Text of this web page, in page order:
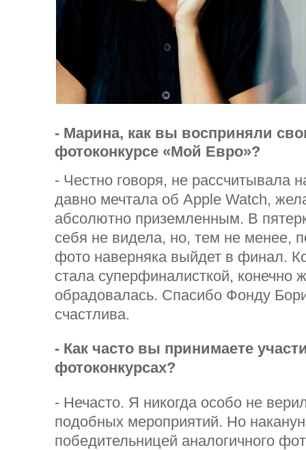
- Марина, как вы восприняли
фотоконкурсе «Мой Евро»?
- Честно говоря, не рассчитывала
давно мечтала об Apple Watch,
абсолютно приземленным. В
себя не видела, но, тем не менее,
фото наверняка выйдет в финал.
стала суперфиналисткой, конечно
обрадовалась. Спасибо Фонду
счастлива.
- Как часто вы принимаете
фотоконкурсах?
- Нечасто. Я никогда особо не
подобных мероприятий. Но
победительницей аналогичного